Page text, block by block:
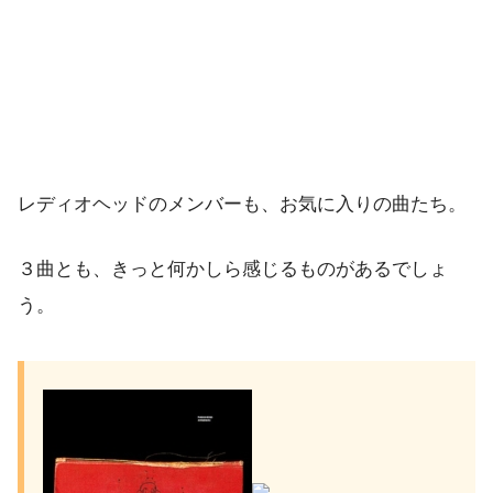
レディオヘッドのメンバーも、お気に入りの曲たち。
３曲とも、きっと何かしら感じるものがあるでしょ
う。